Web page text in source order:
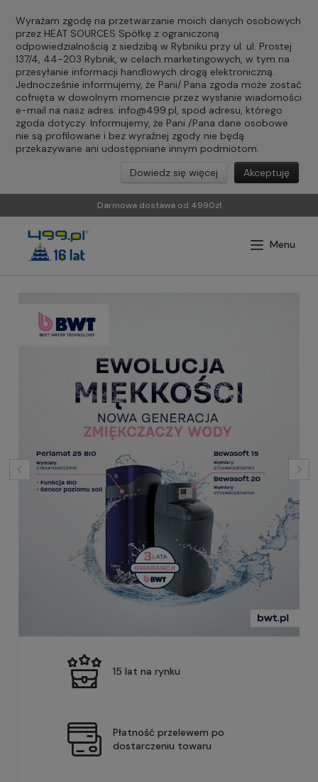
Wyrażam zgodę na przetwarzanie moich danych osobowych
przez HEAT SOURCES Spółkę z ograniczoną
odpowiedzialnością z siedzibą w Rybniku przy ul. ul. Prostej
137/4, 44-203 Rybnik, w celach marketingowych, w tym na
przesyłanie informacji handlowych drogą elektroniczną.
Jednocześnie informujemy, że Pani/ Pana zgoda może zostać
cofnięta w dowolnym momencie przez wysłanie wiadomości
e-mail na nasz adres: info@499.pl, spod adresu, którego
zgoda dotyczy. Informujemy, że Pani /Pana dane osobowe
nie są profilowane i bez wyraźnej zgody nie będą
przekazywane ani udostępniane innym podmiotom.
Akceptuję
Dowiedz się więcej
Darmowa dostawa od 4990zł
15 lat na rynku
Płatność przelewem po
dostarczeniu towaru